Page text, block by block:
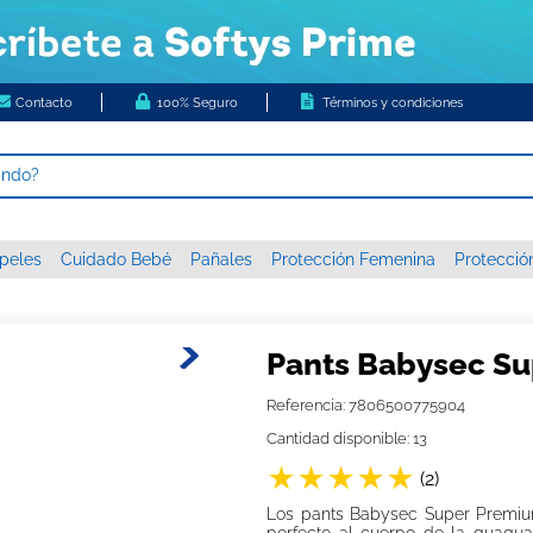
Contacto 100% Seguro Términos y condiciones
Cuidado Bebé Pañales Protección Femenina
Pants Babysec
Referencia: 7806500775904
Cantidad disponible: 13
★★★★★ (2)
Los pants Babysec Super